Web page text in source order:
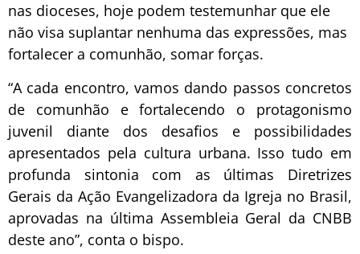
nas dioceses, hoje podem testemunhar que ele
não visa suplantar nenhuma das expressões, mas
fortalecer a comunhão, somar forças.
“A cada encontro, vamos dando passos concretos
de comunhão e fortalecendo o protagonismo
juvenil diante dos desafios e possibilidades
apresentados pela cultura urbana. Isso tudo em
profunda sintonia com as últimas Diretrizes
Gerais da Ação Evangelizadora da Igreja no Brasil,
aprovadas na última Assembleia Geral da CNBB
deste ano”, conta o bispo.